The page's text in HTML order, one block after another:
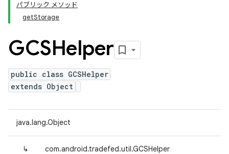
パブリック メソッド
getStorage
GCSHelper
public class GCSHelper
extends Object
java.lang.Object
↳ com.android.tradefed.util.GCSHelper